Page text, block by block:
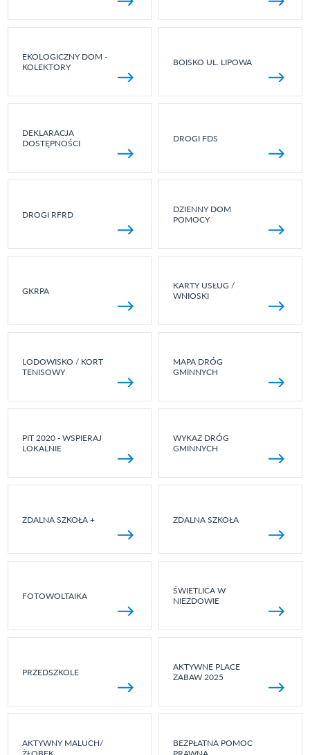
EKOLOGICZNY DOM -
KOLEKTORY
BOISKO UL. LIPOWA
DEKLARACJA
DOSTĘPNOŚCI
DROGI FDS
DROGI RFRD
DZIENNY DOM
POMOCY
GKRPA
KARTY USŁUG /
WNIOSKI
LODOWISKO / KORT
TENISOWY
MAPA DRÓG
GMINNYCH
PIT 2020 - WSPIERAJ
LOKALNIE
WYKAZ DRÓG
GMINNYCH
ZDALNA SZKOŁA + ZDALNA SZKOŁA
FOTOWOLTAIKA
ŚWIETLICA W
NIEZDOWIE
PRZEDSZKOLE
AKTYWNE PLACE
ZABAW 2025
AKTYWNY MALUCH/
BEZPŁATNA POMOC